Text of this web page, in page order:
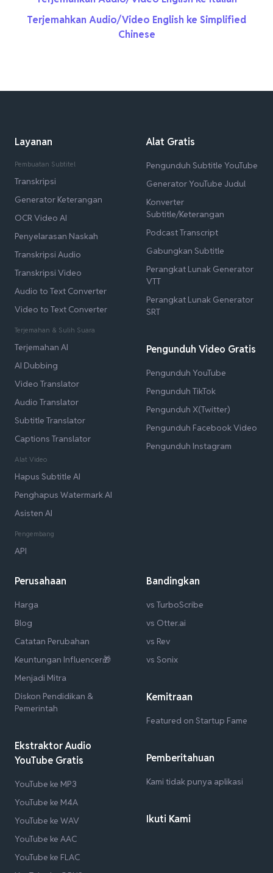
Terjemahkan Audio/Video English ke Simplified
Chinese
Layanan
Pembuatan Subtitel
Transkripsi
Generator Keterangan
OCR Video AI
Penyelarasan Naskah
Transkripsi Audio
Transkripsi Video
Audio to Text Converter
Video to Text Converter
Terjemahan & Sulih Suara
Terjemahan AI
AI Dubbing
Video Translator
Audio Translator
Subtitle Translator
Captions Translator
Alat Video
Hapus Subtitle AI
Penghapus Watermark AI
Asisten AI
Pengembang
API
Alat Gratis
Pengunduh Subtitle YouTube
Generator YouTube Judul
Konverter
Subtitle/Keterangan
Podcast Transcript
Gabungkan Subtitle
Perangkat Lunak Generator
VTT
Perangkat Lunak Generator
SRT
Pengunduh Video Gratis
Pengunduh YouTube
Pengunduh TikTok
Pengunduh X(Twitter)
Pengunduh Facebook Video
Pengunduh Instagram
Perusahaan
Harga
Blog
Catatan Perubahan
Keuntungan Influencer🎁
Menjadi Mitra
Diskon Pendidikan &
Pemerintah
Ekstraktor Audio
YouTube Gratis
YouTube ke MP3
YouTube ke M4A
YouTube ke WAV
YouTube ke AAC
YouTube ke FLAC
Bandingkan
vs TurboScribe
vs Otter.ai
vs Rev
vs Sonix
Kemitraan
Featured on Startup Fame
Pemberitahuan
Kami tidak punya aplikasi
Ikuti Kami